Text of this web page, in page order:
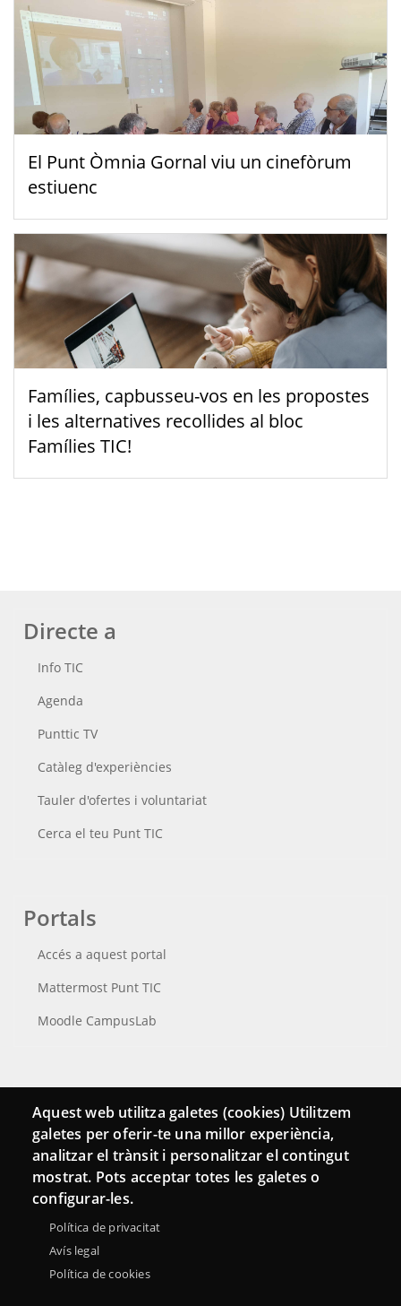
El Punt Òmnia Gornal viu un cinefòrum
estiuenc
Famílies, capbusseu-vos en les propostes
i les alternatives recollides al bloc
Famílies TIC!
Directe a
Info TIC
Agenda
Punttic TV
Catàleg d'experiències
Tauler d'ofertes i voluntariat
Cerca el teu Punt TIC
Portals
Accés a aquest portal
Mattermost Punt TIC
Moodle CampusLab
Connecta
Bustia de contacte
Butlletins
Aquest web utilitza galetes (cookies) Utilitzem
galetes per oferir-te una millor experiència,
analitzar el trànsit i personalitzar el contingut
mostrat. Pots acceptar totes les galetes o
configurar-les.
Política de privacitat
Avís legal
Política de cookies